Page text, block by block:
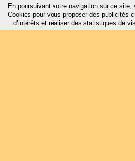
En poursuivant votre navigation sur ce site,
Cookies pour vous proposer des publicités
d’intérêts et réaliser des statistiques de